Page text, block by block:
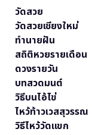
วัดสวย
วัดสวยเชียงใหม่
ทำนายฝัน
สถิติหวยรายเดือน
ดวงรายวัน
บทสวดมนต์
วิธีบนไอ้ไข่
ไหว้ท้าวเวสสุวรรณ
วิธีไหว้วัดแขก